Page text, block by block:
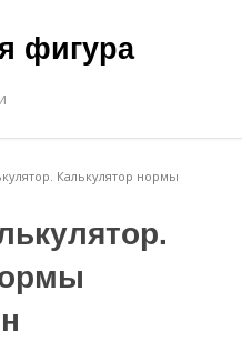
фигура
Калькулятор нормы